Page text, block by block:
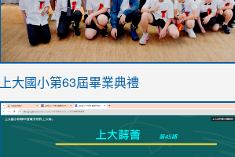
link
https://sites.google.com/stes.tyc.edu.tw/
上大國小第63屆畢業典禮
link